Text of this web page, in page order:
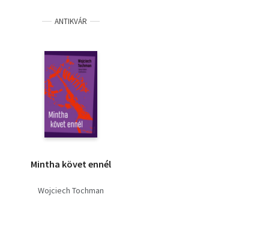
ANTIKVÁR
Mintha követ ennél
Wojciech Tochman